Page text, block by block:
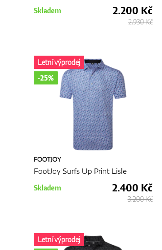
Skladem 2.200 Kč
2.930 Kč
FOOTJOY
FootJoy Surfs Up Print Lisle
Letní výprodej
-25%
Skladem 2.400 Kč
3.200 Kč
Letní výprodej